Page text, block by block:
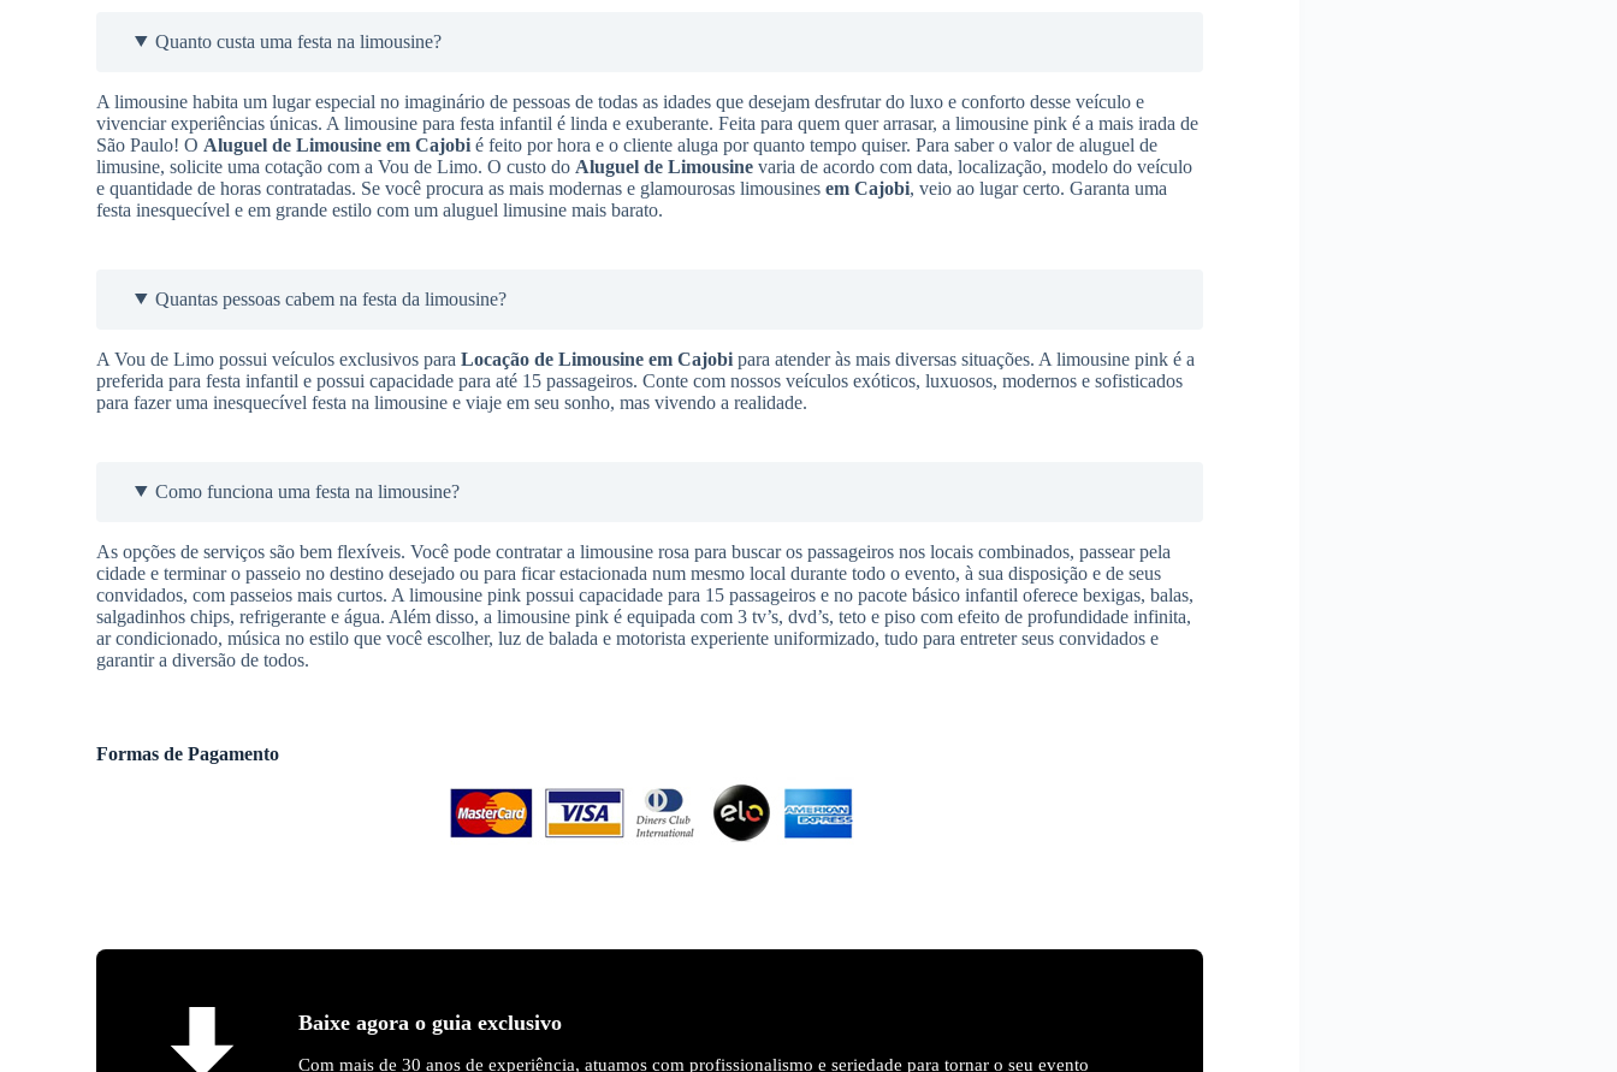
Quanto custa uma festa na limousine?
A limousine habita um lugar especial no imaginário de pessoas de todas as idades que desejam desfrutar do luxo e conforto desse veículo e
vivenciar experiências únicas. A limousine para festa infantil é linda e exuberante. Feita para quem quer arrasar, a limousine pink é a mais irada de
São Paulo! O Aluguel de Limousine em Cajobi é feito por hora e o cliente aluga por quanto tempo quiser. Para saber o valor de aluguel de
limusine, solicite uma cotação com a Vou de Limo. O custo do Aluguel de Limousine varia de acordo com data, localização, modelo do veículo
e quantidade de horas contratadas. Se você procura as mais modernas e glamourosas limousines em Cajobi, veio ao lugar certo. Garanta uma
festa inesquecível e em grande estilo com um aluguel limusine mais barato.
Quantas pessoas cabem na festa da limousine?
A Vou de Limo possui veículos exclusivos para Locação de Limousine em Cajobi para atender às mais diversas situações. A limousine pink é a
preferida para festa infantil e possui capacidade para até 15 passageiros. Conte com nossos veículos exóticos, luxuosos, modernos e sofisticados
para fazer uma inesquecível festa na limousine e viaje em seu sonho, mas vivendo a realidade.
Como funciona uma festa na limousine?
As opções de serviços são bem flexíveis. Você pode contratar a limousine rosa para buscar os passageiros nos locais combinados, passear pela
cidade e terminar o passeio no destino desejado ou para ficar estacionada num mesmo local durante todo o evento, à sua disposição e de seus
convidados, com passeios mais curtos. A limousine pink possui capacidade para 15 passageiros e no pacote básico infantil oferece bexigas, balas,
salgadinhos chips, refrigerante e água. Além disso, a limousine pink é equipada com 3 tv’s, dvd’s, teto e piso com efeito de profundidade infinita,
ar condicionado, música no estilo que você escolher, luz de balada e motorista experiente uniformizado, tudo para entreter seus convidados e
garantir a diversão de todos.
Formas de Pagamento
Baixe agora o guia exclusivo
Com mais de 30 anos de experiência, atuamos com profissionalismo e seriedade para tornar o seu evento